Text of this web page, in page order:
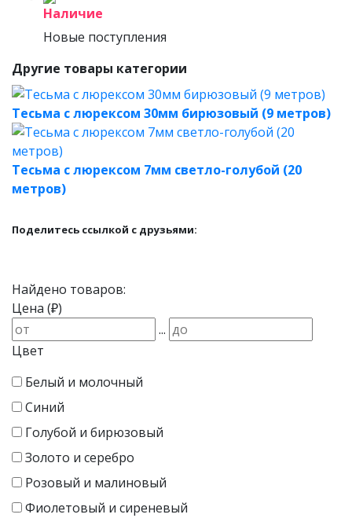
Наличие
Новые поступления
Другие товары категории
Тесьма с люрексом 30мм бирюзовый (9 метров)
Тесьма с люрексом 7мм светло-голубой (20
метров)
Поделитесь ссылкой с друзьями:
Найдено товаров:
Цена (₽)
...
Цвет
Белый и молочный
Синий
Голубой и бирюзовый
Золото и серебро
Розовый и малиновый
Фиолетовый и сиреневый